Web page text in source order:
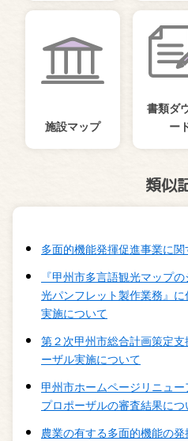
施設マップ
書類ダ
ー
類似
多面的機能発揮促進事業に
『甲州市多言語観光マップ
光パンフレット製作業務』
実施について
第２次甲州市総合計画策定
ーザル実施について
甲州市ホームページリニュ
プロポーザルの審査結果につ
農業の有する多面的機能の